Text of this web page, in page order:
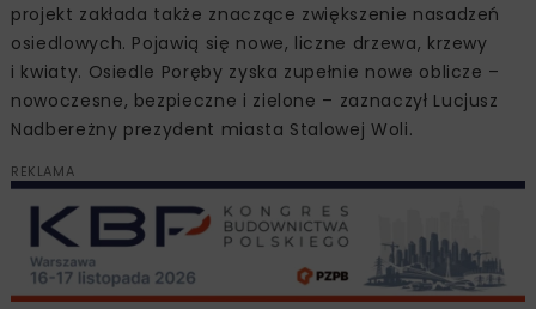
projekt zakłada także znaczące zwiększenie nasadzeń
osiedlowych. Pojawią się nowe, liczne drzewa, krzewy
i kwiaty. Osiedle Poręby zyska zupełnie nowe oblicze –
nowoczesne, bezpieczne i zielone – zaznaczył Lucjusz
Nadbereżny prezydent miasta Stalowej Woli.
REKLAMA